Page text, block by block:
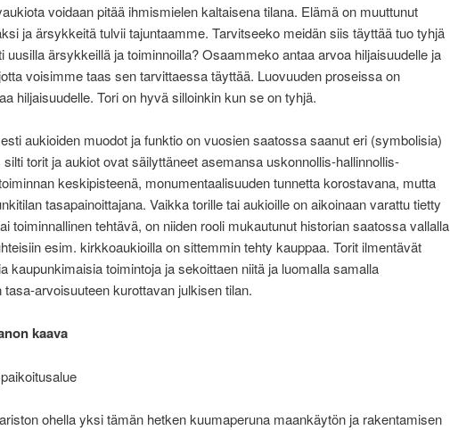
voidaan pitää ihmismielen kaltaisena tilana. Elämä on muuttunut
ja ärsykkeitä tulvii tajuntaamme. Tarvitseeko meidän siis täyttää tuo tyhjä
uusilla ärsykkeillä ja toiminnoilla? Osaammeko antaa arvoa hiljaisuudelle ja
voisimme taas sen tarvittaessa täyttää. Luovuuden proseissa on
hiljaisuudelle. Tori on hyvä silloinkin kun se on tyhjä.
aukioiden muodot ja funktio on vuosien saatossa saanut eri (symbolisia)
torit ja aukiot ovat säilyttäneet asemansa uskonnollis-hallinnollis-
keskipisteenä, monumentaalisuuden tunnetta korostavana, mutta
tasapainoittajana. Vaikka torille tai aukioille on aikoinaan varattu tietty
toiminnallinen tehtävä, on niiden rooli mukautunut historian saatossa vallalla
esim. kirkkoaukioilla on sittemmin tehty kauppaa. Torit ilmentävät
kaupunkimaisia toimintoja ja sekoittaen niitä ja luomalla samalla
tasa-arvoisuuteen kurottavan julkisen tilan.
kaava
ohella yksi tämän hetken kuumaperuna maankäytön ja rakentamisen